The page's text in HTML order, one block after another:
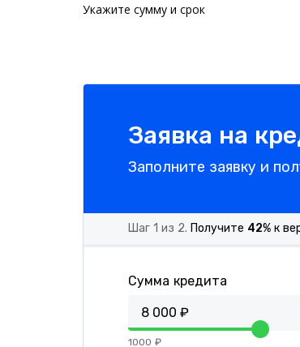
Укажите сумму и срок